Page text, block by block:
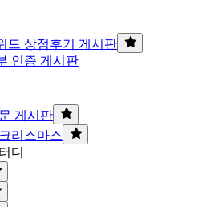
드 상점후기 게시판
인증 게시판
게시판
리스마스
디